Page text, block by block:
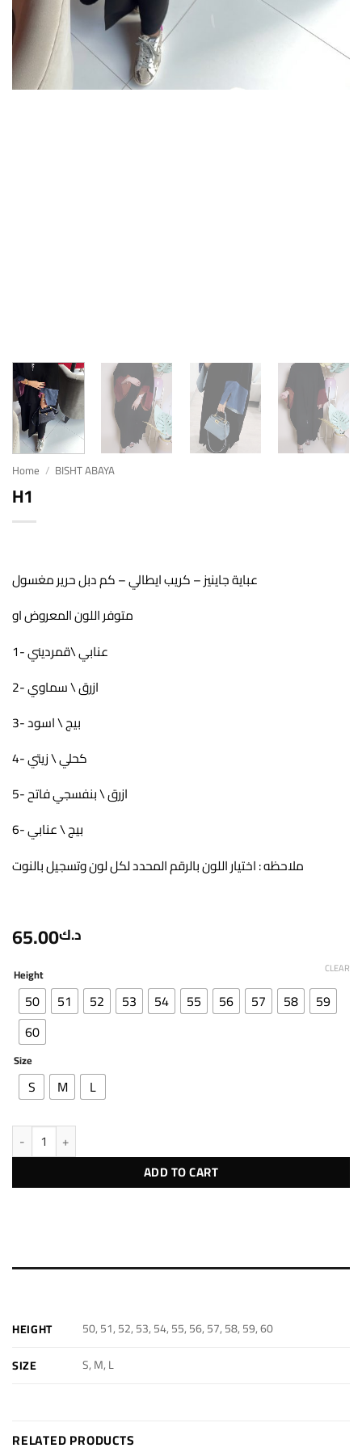
Home / BISHT ABAYA
H1
عباية جاينيز – كريب ايطالي – كم دبل حرير مغسول
متوفر اللون المعروض او
1- عنابي \قمرديني
2- ازرق \ سماوي
3- بيج \ اسود
4- كحلي \ زيتي
5- ازرق \ بنفسجي فاتح
6- بيج \ عنابي
ملاحظه : اختيار اللون بالرقم المحدد لكل لون وتسجيل بالنوت
د.ك65.00
Height
50 51 52 53 54 55 56 57 58
59
60
Size
S M L
CLEAR
H1 quantity
ADD TO CART
HEIGHT
50, 51, 52, 53, 54, 55, 56, 57, 58, 59, 60
SIZE
S, M, L
RELATED PRODUCTS